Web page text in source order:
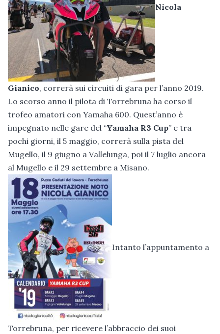
Nicola
Gianico, correrà sui circuiti di gara per l’anno 2019.
Lo scorso anno il pilota di Torrebruna ha corso il
trofeo amatori con Yamaha 600. Quest’anno è
impegnato nelle gare del “Yamaha R3 Cup” e tra
pochi giorni, il 5 maggio, correrà sulla pista del
Mugello, il 9 giugno a Vallelunga, poi il 7 luglio ancora
al Mugello e il 29 settembre a Misano.
Intanto l’appuntamento a
Torrebruna, per ricevere l’abbraccio dei suoi